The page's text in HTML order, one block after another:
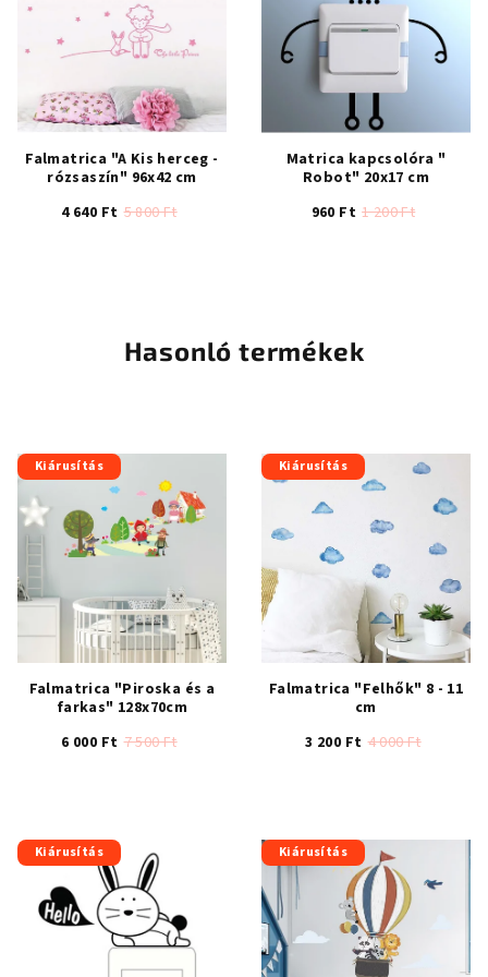
csillag.
csillag.
Falmatrica "A Kis herceg -
rózsaszín" 96x42 cm
4 640 Ft 5 800 Ft
Matrica kapcsolóra "
Robot" 20x17 cm
960 Ft 1 200 Ft
Hasonló termékek
Kiárusítás
Falmatrica "Piroska és a
farkas" 128x70cm
6 000 Ft 7 500 Ft
értékelése
ből
5,0
csillag.
Kiárusítás
Falmatrica "Felhők" 8 - 11
cm
3 200 Ft 4 000 Ft
Kiárusítás Kiárusítás